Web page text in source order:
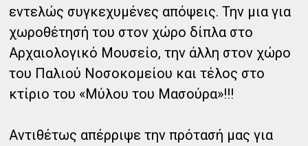
εντελώς συγκεχυμένες απόψεις. Την μια για
χωροθέτησή του στον χώρο δίπλα στο
Αρχαιολογικό Μουσείο, την άλλη στον χώρο
του Παλιού Νοσοκομείου και τέλος στο
κτίριο του «Μύλου του Μασούρα»!!!
Αντιθέτως απέρριψε την πρότασή μας για